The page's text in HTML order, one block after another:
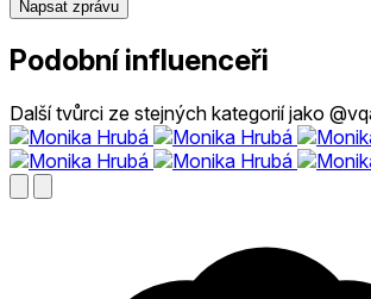
Napsat zprávu
Podobní influenceři
Další tvůrci ze stejných kategorií jako